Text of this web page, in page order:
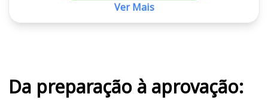
Ver Mais
Da preparação à aprovação: